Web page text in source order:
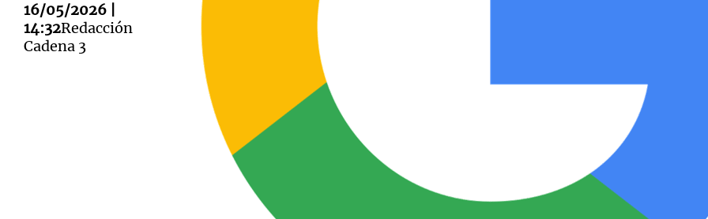
16/05/2026 |
14:32Redacción
Cadena 3